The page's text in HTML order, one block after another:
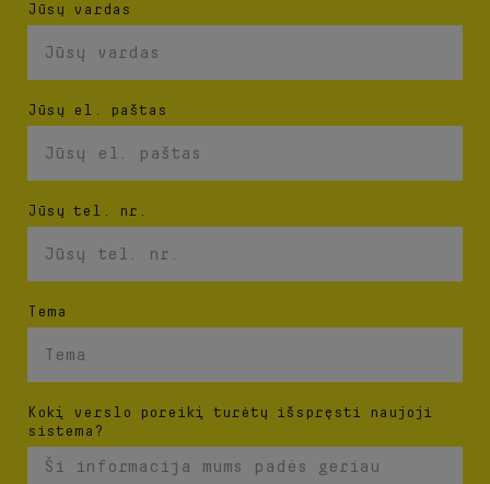
Jūsų vardas
Jūsų el. paštas
Jūsų tel. nr.
Tema
Kokį verslo poreikį turėtų išspręsti naujoji
sistema?